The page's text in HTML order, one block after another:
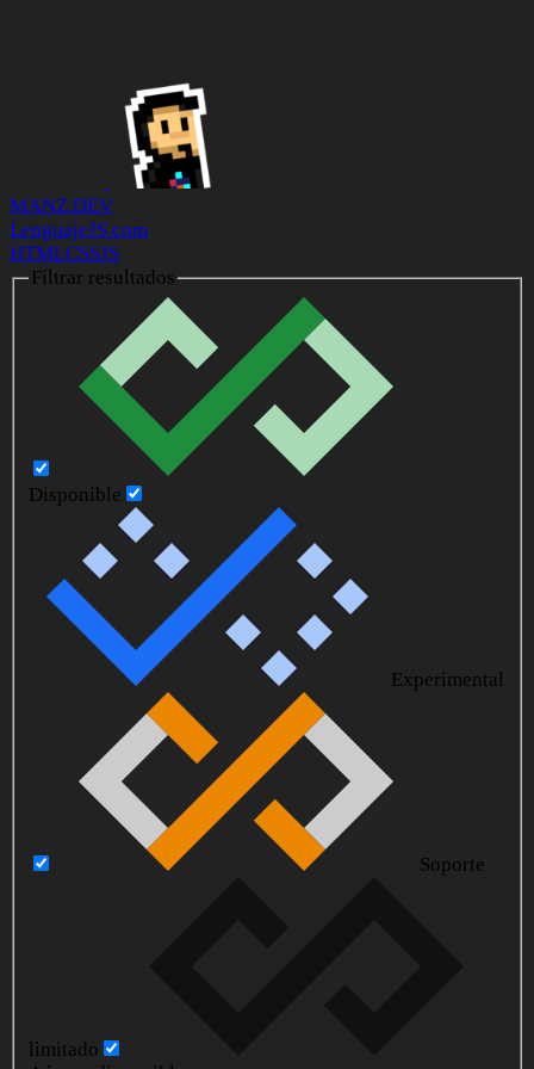
MANZ.DEV
LenguajeJS.com
HTMLCSSJS
Filtrar resultados
Disponible
Experimental
Soporte
limitado